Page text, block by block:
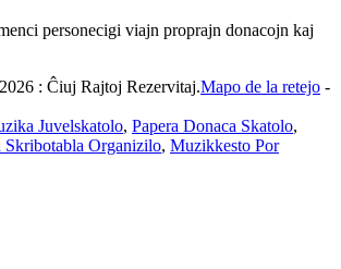
personecigi viajn proprajn donacojn kaj
: Ĉiuj Rajtoj Rezervitaj.Mapo de la retejo -
Juvelskatolo, Papera Donaca Skatolo,
Skribotabla Organizilo, Muzikkesto Por